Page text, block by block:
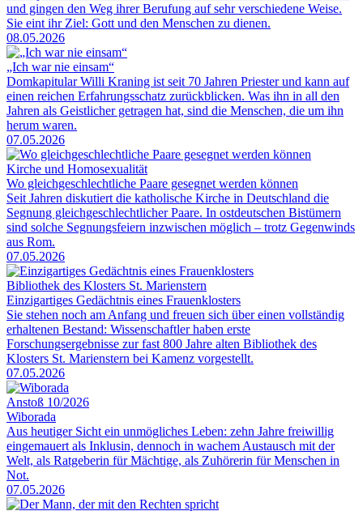
und gingen den Weg ihrer Berufung auf sehr verschiedene Weise.
Sie eint ihr Ziel: Gott und den Menschen zu dienen.
08.05.2026
„Ich war nie einsam“
Domkapitular Willi Kraning ist seit 70 Jahren Priester und kann auf
einen reichen Erfahrungsschatz zurückblicken. Was ihn in all den
Jahren als Geistlicher getragen hat, sind die Menschen, die um ihn
herum waren.
07.05.2026
Kirche und Homosexualität
Wo gleichgeschlechtliche Paare gesegnet werden können
Seit Jahren diskutiert die katholische Kirche in Deutschland die
Segnung gleichgeschlechtlicher Paare. In ostdeutschen Bistümern
sind solche Segnungsfeiern inzwischen möglich – trotz Gegenwinds
aus Rom.
07.05.2026
Bibliothek des Klosters St. Marienstern
Einzigartiges Gedächtnis eines Frauenklosters
Sie stehen noch am Anfang und freuen sich über einen vollständig
erhaltenen Bestand: Wissenschaftler haben erste
Forschungsergebnisse zur fast 800 Jahre alten Bibliothek des
Klosters St. Marienstern bei Kamenz vorgestellt.
07.05.2026
Anstoß 10/2026
Wiborada
Aus heutiger Sicht ein unmögliches Leben: zehn Jahre freiwillig
eingemauert als Inklusin, dennoch in wachem Austausch mit der
Welt, als Ratgeberin für Mächtige, als Zuhörerin für Menschen in
Not.
07.05.2026